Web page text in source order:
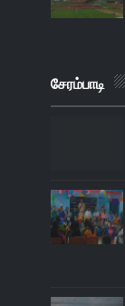
சேரம்பாடி